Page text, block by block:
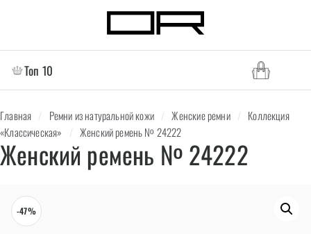
Топ 10
Главная / Ремни из натуральной кожи / Женские ремни / Коллекция
«Классическая» / Женский ремень № 24222
Женский ремень № 24222
-47%